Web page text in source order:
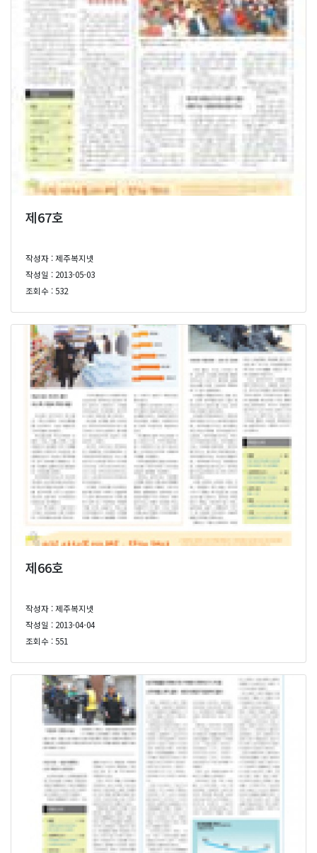
제67호
작성자 : 제주복지넷
작성일 : 2013-05-03
조회수 : 532
제66호
작성자 : 제주복지넷
작성일 : 2013-04-04
조회수 : 551